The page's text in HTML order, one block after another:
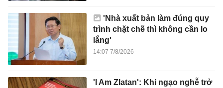
'Nhà xuất bản làm đúng quy
trình chặt chẽ thì không cần lo
lắng'
14:07 7/8/2026
'I Am Zlatan': Khi ngạo nghễ trở